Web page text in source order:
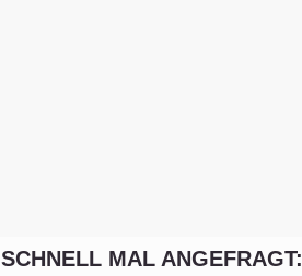
SCHNELL MAL ANGEFRAGT: